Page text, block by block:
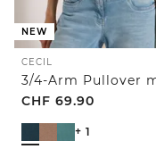
NEW
CECIL
CHF 69.90
+ 1